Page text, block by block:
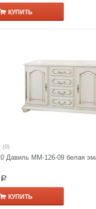
КУПИТЬ
(0)
Давиль ММ-126-09 белая
Р
КУПИТЬ